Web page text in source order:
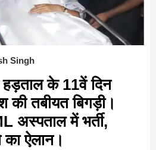
Singh
के 11वें दिन
की तबीयत बिगड़ी।
अस्पताल में भर्ती,
ऐलान।